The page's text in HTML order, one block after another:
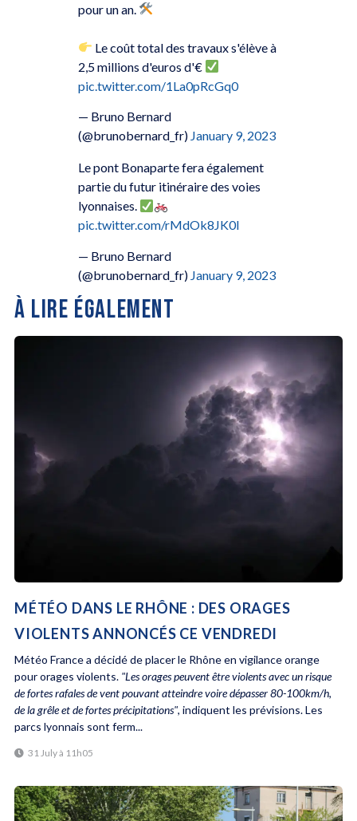
pour un an.
Le coût total des travaux s'élève à
2,5 millions d'euros d'€
pic.twitter.com/1La0pRcGq0
— Bruno Bernard
(@brunobernard_fr) January 9, 2023
Le pont Bonaparte fera également
partie du futur itinéraire des voies
lyonnaises.
pic.twitter.com/rMdOk8JK0l
— Bruno Bernard
(@brunobernard_fr) January 9, 2023
À LIRE ÉGALEMENT
MÉTÉO DANS LE RHÔNE : DES ORAGES
VIOLENTS ANNONCÉS CE VENDREDI
Météo France a décidé de placer le Rhône en vigilance orange
pour orages violents. "Les orages peuvent être violents avec un risque
de fortes rafales de vent pouvant atteindre voire dépasser 80-100km/h,
de la grêle et de fortes précipitations", indiquent les prévisions. Les
parcs lyonnais sont ferm...
31 July à 11h05